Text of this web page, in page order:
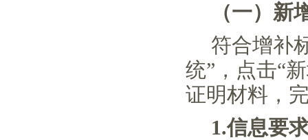
（一） 新
符合增补
统”，点击“
证明材料，
1.信息要